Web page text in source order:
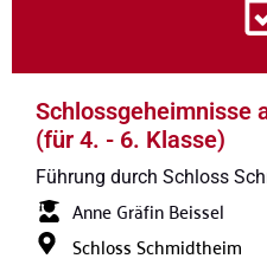
Schlossgeheimnisse
(für 4. - 6. Klasse)
Führung durch Schloss
Anne Gräfin Beissel
Schloss Schmidtheim